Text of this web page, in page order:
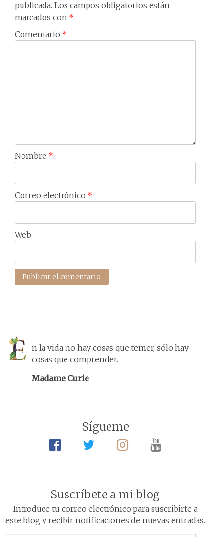
publicada. Los campos obligatorios están
marcados con *
Comentario *
Nombre *
Correo electrónico *
Web
n la vida no hay cosas que temer, sólo hay
cosas que comprender.
Madame Curie
Sígueme
Suscríbete a mi blog
Introduce tu correo electrónico para suscribirte a
este blog y recibir notificaciones de nuevas entradas.